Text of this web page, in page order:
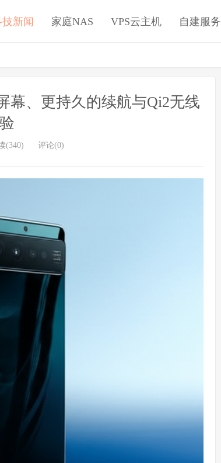
新闻 家庭NAS VPS云主机 自建服务
幕、更持久的续航与Qi2无线
(340) 评论(0)